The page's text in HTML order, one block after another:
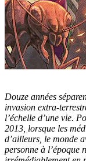
Douze années
invasion extra-
l’échelle d’une vie.
2013, lorsque les
d’ailleurs, le monde
personne à l’époque